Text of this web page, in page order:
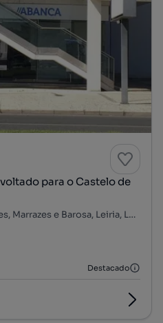
para o Castelo de
Avenida 22 de Maio, Marrazes, Marrazes e Barosa, Leiria, Leiria
Destacado